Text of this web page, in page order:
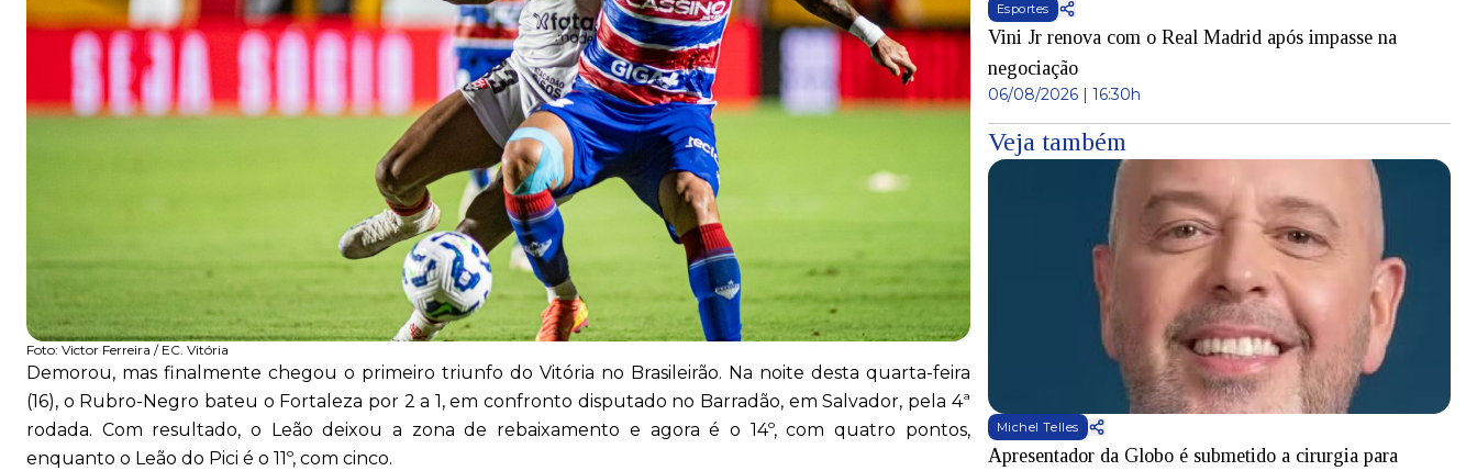
Foto: Victor Ferreira / EC. Vitória
Demorou, mas finalmente chegou o primeiro triunfo do Vitória no Brasileirão. Na noite desta quarta-feira
(16), o Rubro-Negro bateu o Fortaleza por 2 a 1, em confronto disputado no Barradão, em Salvador, pela 4ª
rodada. Com resultado, o Leão deixou a zona de rebaixamento e agora é o 14º, com quatro pontos,
enquanto o Leão do Pici é o 11º, com cinco.
Esportes
Vini Jr renova com o Real Madrid após impasse na
negociação
06/08/2026 | 16:30h
Veja também
Michel Telles
Apresentador da Globo é submetido a cirurgia para